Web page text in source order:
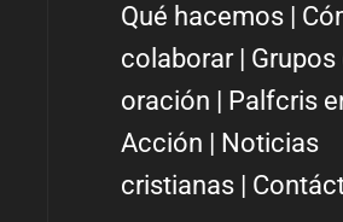
Qué hacemos|
colaborar| Grupos
oración | Palfcris
Acción | Noticias
cristianas|